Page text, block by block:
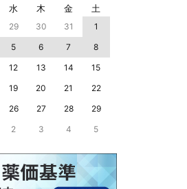
水 木 金 土
29 30 31
1
5 6 7
8
12 13 14
15
19 20 21
22
26 27 28
29
2 3 4 5